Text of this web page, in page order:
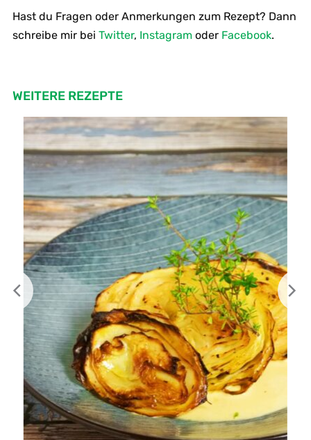
Hast du Fragen oder Anmerkungen zum Rezept? Dann
schreibe mir bei Twitter, Instagramoder Facebook.
WEITERE REZEPTE